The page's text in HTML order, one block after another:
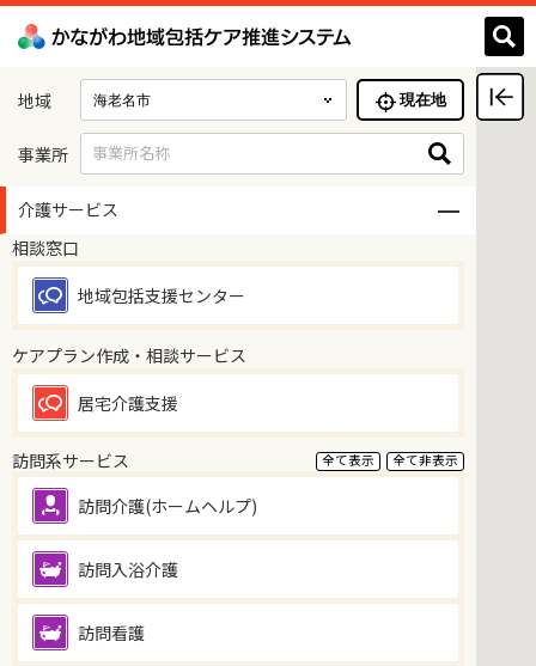
地域 現在地
事業所 事業所名称
介護サービス
相談窓口
地域包括支援センター
ケアプラン作成・相談サービス
居宅介護支援
訪問系サービス 全て表示 全て非表示
訪問介護(ホームヘルプ)
訪問入浴介護
訪問看護